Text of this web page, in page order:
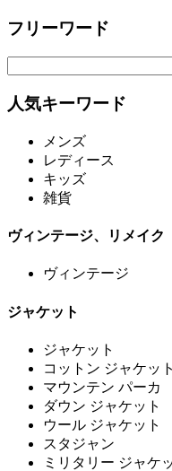
フリーワード
人気キーワード
メンズ
レディース
キッズ
雑貨
ヴィンテージ、リメイク
ヴィンテージ
ジャケット
ジャケット
コットン ジャケット
マウンテン パーカ
ダウン ジャケット
ウール ジャケット
スタジャン
ミリタリー ジャケ